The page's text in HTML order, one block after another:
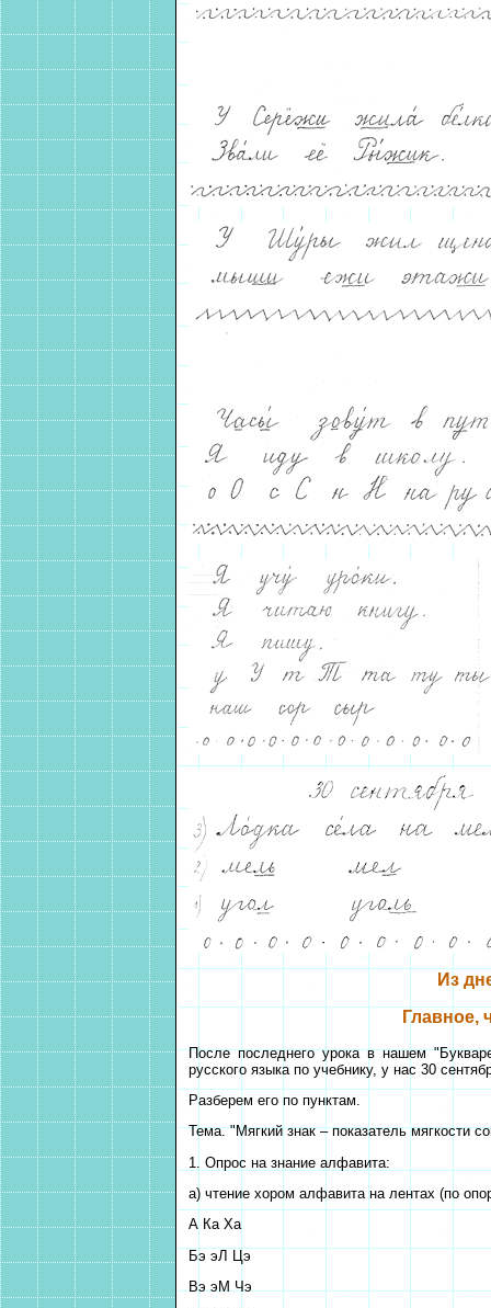
Из
Главное,
После последнего урока в нашем
русского языка по учебнику, у нас 30
Разберем его по пунктам.
Тема. "Мягкий знак – показатель мягкости
1. Опрос на знание алфавита:
а) чтение хором алфавита на лентах (по
А Ка Ха
Бэ эЛ Цэ
Вэ эМ Чэ